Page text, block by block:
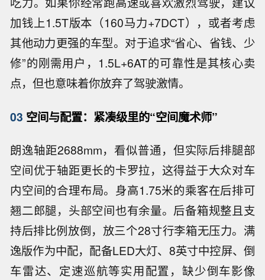
加钱上1.5T版本（160马力+7DCT），或者考虑
其他动力更强的车型。对于追求“省心、省钱、少
修”的刚需用户，1.5L+6AT的可靠性是其核心卖
点，但也意味着你放弃了驾驶激情。
03 空间与配置：紧凑级里的“空间魔术师”
朗逸轴距2688mm，看似普通，但实际后排腿部
空间优于轴距更长的卡罗拉，这得益于大众对车
内空间的合理布局。身高1.75米的乘客在后排可
翘二郎腿，头部空间也有余量。后备箱规整且支
持后排比例放倒，放三个28寸行李箱无压力。满
逸版作为中配，配备LED大灯、8英寸中控屏、倒
车雷达、定速巡航等实用配置，缺少倒车影像